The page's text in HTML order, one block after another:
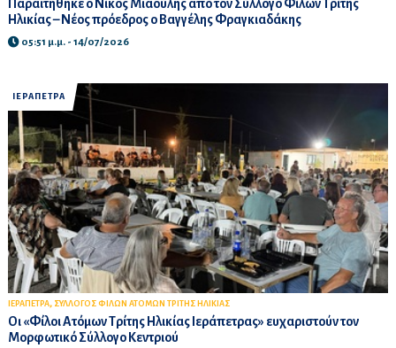
Παραιτήθηκε ο Νίκος Μιαούλης από τον Σύλλογο Φίλων Τρίτης
Ηλικίας – Νέος πρόεδρος ο Βαγγέλης Φραγκιαδάκης
05:51 μ.μ. - 14/07/2026
ΙΕΡΑΠΕΤΡΑ
ΙΕΡΑΠΕΤΡΑ, ΣΥΛΛΟΓΟΣ ΦΙΛΩΝ ΑΤΟΜΩΝ ΤΡΙΤΗΣ ΗΛΙΚΙΑΣ
Οι «Φίλοι Ατόμων Τρίτης Ηλικίας Ιεράπετρας» ευχαριστούν τον
Μορφωτικό Σύλλογο Κεντριού